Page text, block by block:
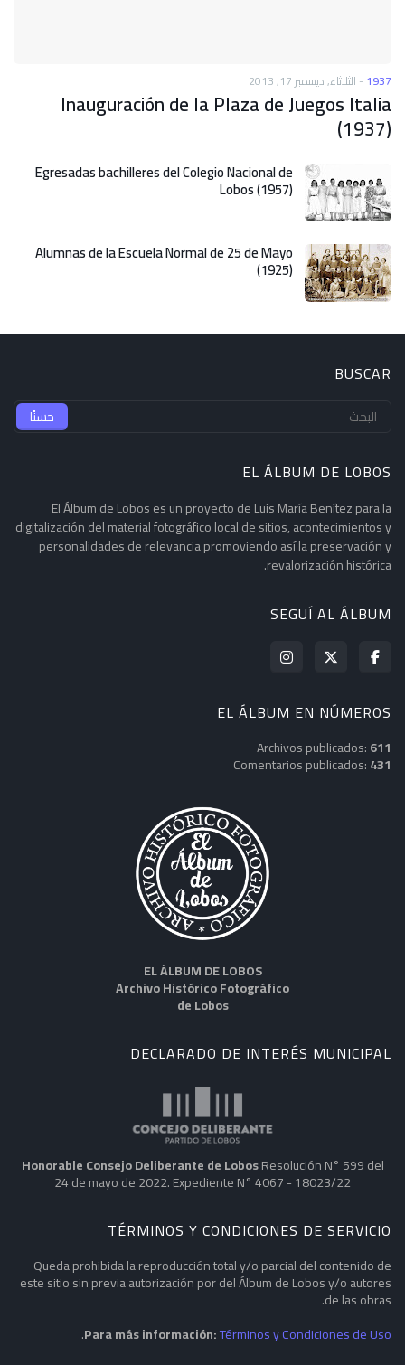
1937
- الثلاثاء, ديسمبر 17, 2013
Inauguración de la Plaza de Juegos Italia
(1937)
Egresadas bachilleres del Colegio Nacional de
Lobos (1957)
Alumnas de la Escuela Normal de 25 de Mayo
(1925)
BUSCAR
EL ÁLBUM DE LOBOS
El Álbum de Lobos es un proyecto de Luis María Benítez para la
digitalización del material fotográfico local de sitios, acontecimientos y
personalidades de relevancia promoviendo así la preservación y
revalorización histórica.
SEGUÍ AL ÁLBUM
EL ÁLBUM EN NÚMEROS
Archivos publicados:611
Comentarios publicados:431
EL ÁLBUM DE LOBOS
Archivo Histórico Fotográfico
de Lobos
DECLARADO DE INTERÉS MUNICIPAL
Honorable Consejo Deliberante de LobosResolución N° 599 del
24 de mayo de 2022. Expediente N° 4067 - 18023/22
TÉRMINOS Y CONDICIONES DE SERVICIO
Queda prohibida la reproducción total y/o parcial del contenido de
este sitio sin previa autorización por del Álbum de Lobos y/o autores
de las obras.
Para más información:Términos y Condiciones de Uso
.